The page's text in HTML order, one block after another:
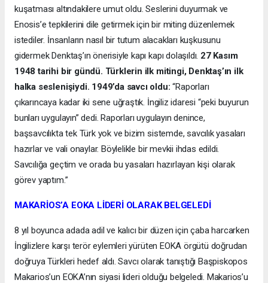
kuşatması altındakilere umut oldu. Seslerini duyurmak ve
Enosis’e tepkilerini dile getirmek için bir miting düzenlemek
istediler. İnsanların nasıl bir tutum alacakları kuşkusunu
gidermek Denktaş’ın önerisiyle kapı kapı dolaşıldı. 27 Kasım
1948 tarihi bir gündü. Türklerin ilk mitingi, Denktaş’ın ilk
halka seslenişiydi. 1949’da savcı oldu:“Raporları
çıkarıncaya kadar iki sene uğraştık. İngiliz idaresi “peki buyurun
bunları uygulayın” dedi. Raporları uygulayın denince,
başsavcılıkta tek Türk yok ve bizim sistemde, savcılık yasaları
hazırlar ve vali onaylar. Böylelikle bir mevkii ihdas edildi.
Savcılığa geçtim ve orada bu yasaları hazırlayan kişi olarak
görev yaptım.”
MAKARİOS’A EOKA LİDERİ OLARAK BELGELEDİ
8 yıl boyunca adada adil ve kalıcı bir düzen için çaba harcarken
İngilizlere karşı terör eylemleri yürüten EOKA örgütü doğrudan
doğruya Türkleri hedef aldı. Savcı olarak tanıştığı Başpiskopos
Makarios’un EOKA’nın siyasi lideri olduğu belgeledi. Makarios’u